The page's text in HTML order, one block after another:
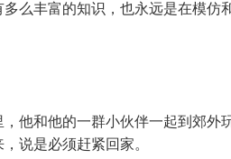
么丰富的知识，也永远是在模仿
和他的一群小伙伴一起到郊外
说是必须赶紧回家。